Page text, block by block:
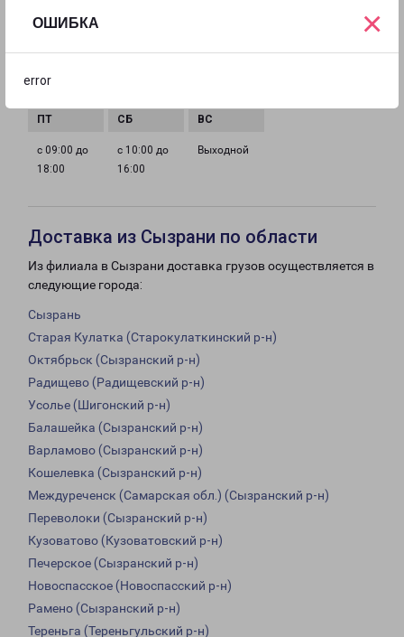
ОШИБКА
error
×
с 09:00 до
18:00
с 10:00 до
16:00
Выходной
Доставка из Сызрани по области
Из филиала в Сызрани доставка грузов осуществляется в
следующие города:
Сызрань
Старая Кулатка (Старокулаткинский р-н)
Октябрьск (Сызранский р-н)
Радищево (Радищевский р-н)
Усолье (Шигонский р-н)
Балашейка (Сызранский р-н)
Варламово (Сызранский р-н)
Кошелевка (Сызранский р-н)
Междуреченск (Самарская обл.) (Сызранский р-н)
Переволоки (Сызранский р-н)
Кузоватово (Кузоватовский р-н)
Печерское (Сызранский р-н)
Новоспасское (Новоспасский р-н)
Рамено (Сызранский р-н)
Тереньга (Тереньгульский р-н)